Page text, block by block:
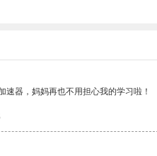
速器，妈妈再也不用担心我的学习啦！